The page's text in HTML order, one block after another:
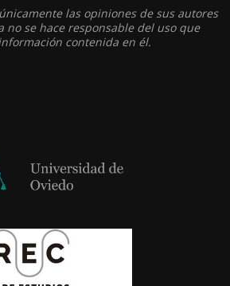
las opiniones de sus autores
no se hace responsable del uso que
contenida en él.